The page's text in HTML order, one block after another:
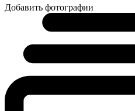
Добавить фотографии